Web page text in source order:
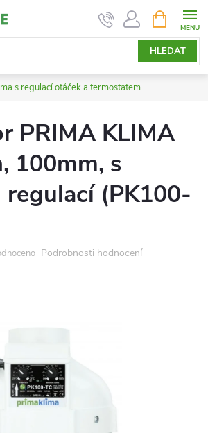
HLEDAT
NÁKUPNÍ
KOŠÍK
s regulací otáček a termostatem
PRIMA KLIMA
100mm, s
(PK100-
Podrobnosti hodnocení